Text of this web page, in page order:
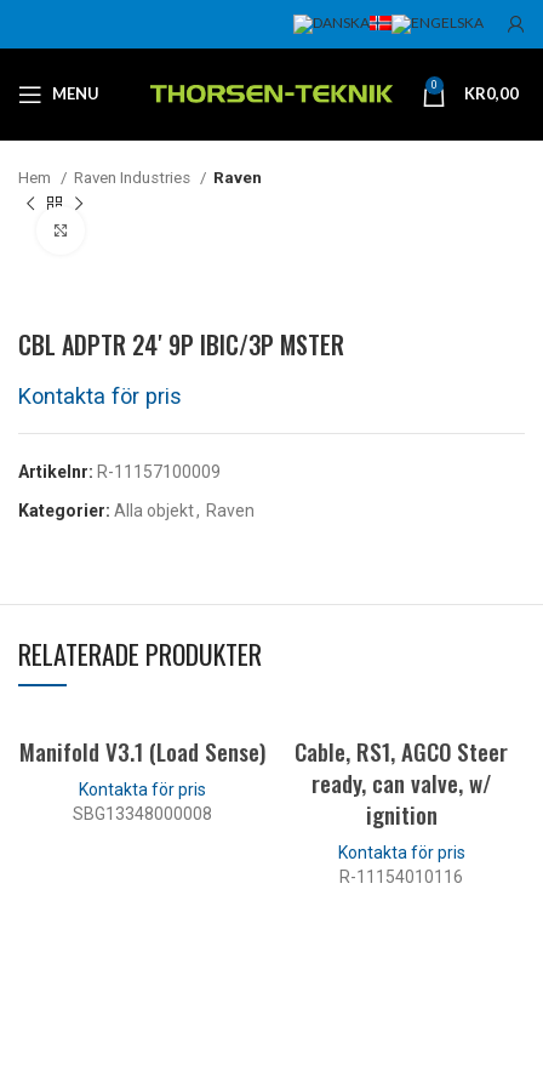
MENU 0 KR0,00
Hem Raven Industries Raven
CBL ADPTR 24′ 9P IBIC/3P MSTER
Artikelnr: R-11157100009
Kategorier: Alla objekt, Raven
RELATERADE PRODUKTER
Manifold V3.1 (Load Sense)
SBG13348000008
Cable, RS1, AGCO Steer
ready, can valve, w/
ignition
R-11154010116